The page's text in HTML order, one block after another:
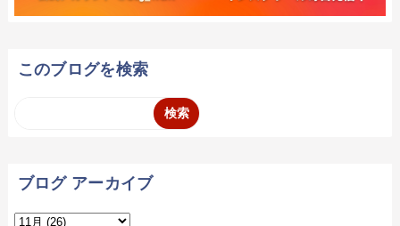
このブログを検索
ブログ アーカイブ